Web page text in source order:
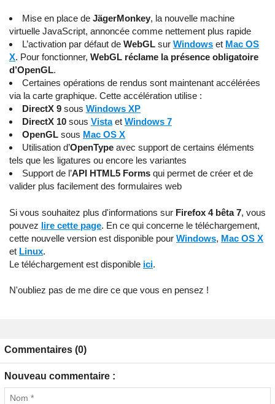
Mise en place de JägerMonkey, la nouvelle machine
virtuelle JavaScript, annoncée comme nettement plus rapide
L’activation par défaut de WebGL sur Windows et Mac OS
X. Pour fonctionner, WebGL réclame la présence obligatoire
d’OpenGL.
Certaines opérations de rendus sont maintenant accélérées
via la carte graphique. Cette accélération utilise :
DirectX 9 sous Windows XP
DirectX 10 sous Vistaet Windows 7
OpenGL sous Mac OS X
Utilisation d’OpenType avec support de certains éléments
tels que les ligatures ou encore les variantes
Support de l’API HTML5 Forms qui permet de créer et de
valider plus facilement des formulaires web
Si vous souhaitez plus d'informations sur Firefox 4 bêta 7, vous
pouvez lire cette page. En ce qui concerne le téléchargement,
cette nouvelle version est disponible pour Windows, Mac OS X
et Linux.
Le téléchargement est disponible ici.
N'oubliez pas de me dire ce que vous en pensez !
Commentaires (0)
Nouveau commentaire :